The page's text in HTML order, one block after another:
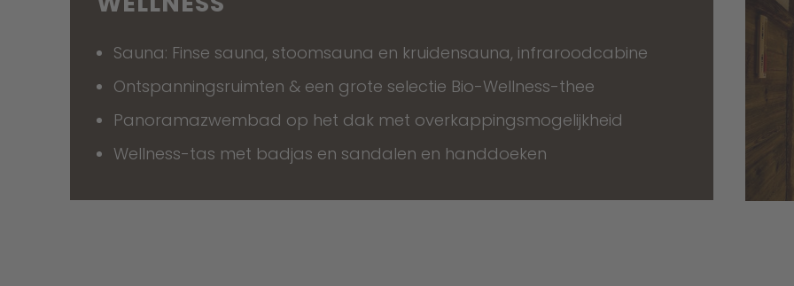
Sauna: Finse sauna, stoomsauna en kruidensauna, infraroodcabine
Ontspanningsruimten & een grote selectie Bio-Wellness-thee
Panoramazwembad op het dak met overkappingsmogelijkheid
Wellness-tas met badjas en sandalen en handdoeken